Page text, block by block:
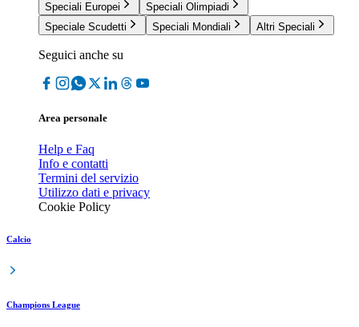
Speciali Europei
Speciali Olimpiadi
Speciale Scudetti
Speciali Mondiali Altri Speciali
Seguici anche su
Area personale
Help e Faq
Info e contatti
Termini del servizio
Utilizzo dati e privacy
Cookie Policy
Calcio
Champions League